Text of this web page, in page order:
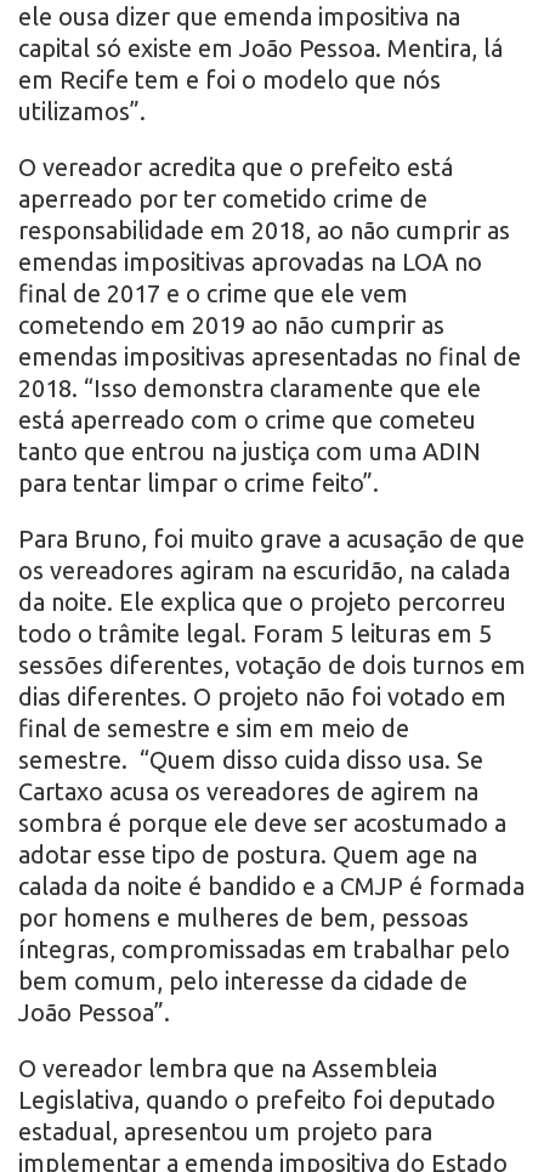
ele ousa dizer que emenda impositiva na
capital só existe em João Pessoa. Mentira, lá
em Recife tem e foi o modelo que nós
utilizamos”.
O vereador acredita que o prefeito está
aperreado por ter cometido crime de
responsabilidade em 2018, ao não cumprir as
emendas impositivas aprovadas na LOA no
final de 2017 e o crime que ele vem
cometendo em 2019 ao não cumprir as
emendas impositivas apresentadas no final de
2018. “Isso demonstra claramente que ele
está aperreado com o crime que cometeu
tanto que entrou na justiça com uma ADIN
para tentar limpar o crime feito”.
Para Bruno, foi muito grave a acusação de que
os vereadores agiram na escuridão, na calada
da noite. Ele explica que o projeto percorreu
todo o trâmite legal. Foram 5 leituras em 5
sessões diferentes, votação de dois turnos em
dias diferentes. O projeto não foi votado em
final de semestre e sim em meio de
semestre. “Quem disso cuida disso usa. Se
Cartaxo acusa os vereadores de agirem na
sombra é porque ele deve ser acostumado a
adotar esse tipo de postura. Quem age na
calada da noite é bandido e a CMJP é formada
por homens e mulheres de bem, pessoas
íntegras, compromissadas em trabalhar pelo
bem comum, pelo interesse da cidade de
João Pessoa”.
O vereador lembra que na Assembleia
Legislativa, quando o prefeito foi deputado
estadual, apresentou um projeto para
implementar a emenda impositiva do Estado